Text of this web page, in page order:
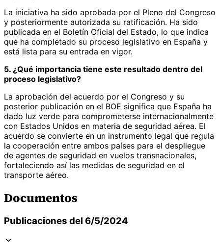
La iniciativa ha sido aprobada por el Pleno del Congreso
y posteriormente autorizada su ratificación. Ha sido
publicada en el Boletín Oficial del Estado, lo que indica
que ha completado su proceso legislativo en España y
está lista para su entrada en vigor.
5. ¿Qué importancia tiene este resultado dentro del
proceso legislativo?
La aprobación del acuerdo por el Congreso y su
posterior publicación en el BOE significa que España ha
dado luz verde para comprometerse internacionalmente
con Estados Unidos en materia de seguridad aérea. El
acuerdo se convierte en un instrumento legal que regula
la cooperación entre ambos países para el despliegue
de agentes de seguridad en vuelos transnacionales,
fortaleciendo así las medidas de seguridad en el
transporte aéreo.
Documentos
Publicaciones del 6/5/2024